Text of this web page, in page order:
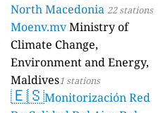
North Macedonia 22 stations
Moenv.mvMinistry of
Climate Change,
Environment and Energy,
Maldives1 stations
🇪🇸Monitorización Red